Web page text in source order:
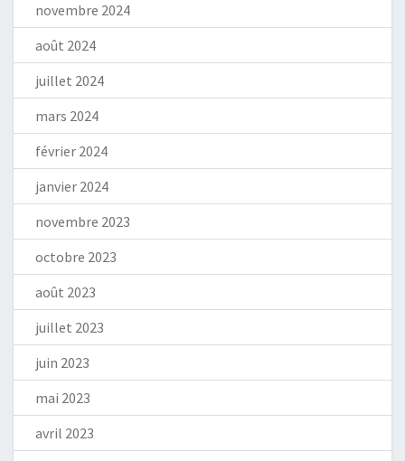
novembre 2024
août 2024
juillet 2024
mars 2024
février 2024
janvier 2024
novembre 2023
octobre 2023
août 2023
juillet 2023
juin 2023
mai 2023
avril 2023